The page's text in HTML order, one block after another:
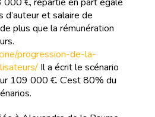
€, répartie en part égale
et salaire de
plus que la rémunération
progression-de-la-
Il a écrit le scénario
109 000 €. C’est 80% du